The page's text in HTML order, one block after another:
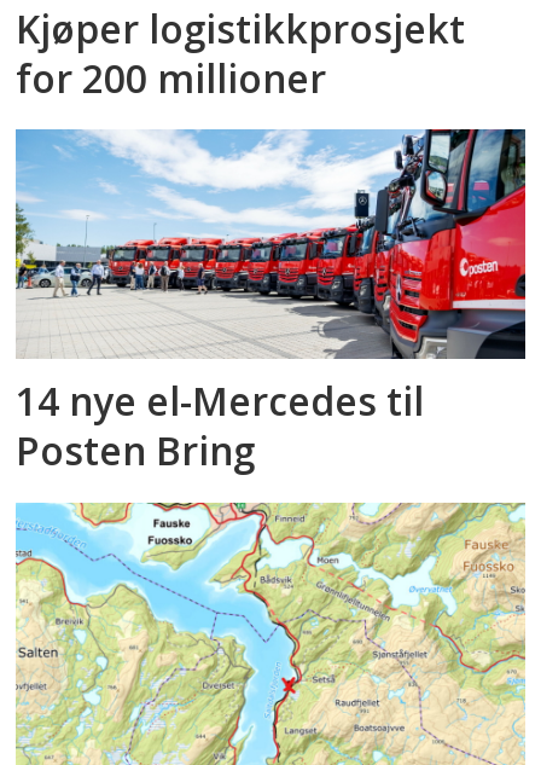
Kjøper logistikkprosjekt
for 200 millioner
14 nye el-Mercedes til
Posten Bring